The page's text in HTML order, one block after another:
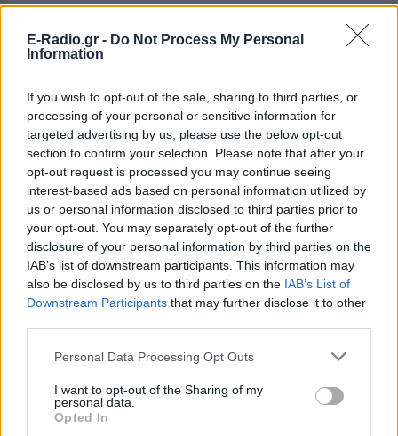
E-Radio.gr - Do Not Process My Personal
Information
If you wish to opt-out of the sale, sharing to third parties, or
processing of your personal or sensitive information for
targeted advertising by us, please use the below opt-out
section to confirm your selection. Please note that after your
opt-out request is processed you may continue seeing
interest-based ads based on personal information utilized by
us or personal information disclosed to third parties prior to
your opt-out. You may separately opt-out of the further
disclosure of your personal information by third parties on the
IAB’s list of downstream participants. This information may
also be disclosed by us to third parties on the IAB’s List of
Downstream Participants that may further disclose it to other
Personal Data Processing Opt Outs
I want to opt-out of the Sharing of my
personal data.
Opted In
ΔΕΙΤΕ ΕΠΙΣΗΣ
ΣΤΗΝ ΙΔΙΑ ΚΑΤΗΓΟΡΙΑ
Νέο χωροταξικό για τον
τουρισμό: Οι αλλαγές σε
Airbnb, επενδύσεις και δόμηση
ΠΡΙΝ 8 ΏΡΕΣ
Επιμένουν οι ξενοδόχοι ότι ο πυρήνας
των περιορισμών παραμένει
αμετάβλητος
τιμών έως 7% σε πάνω από
1.000 προϊόντα, πότε ξεκινούν